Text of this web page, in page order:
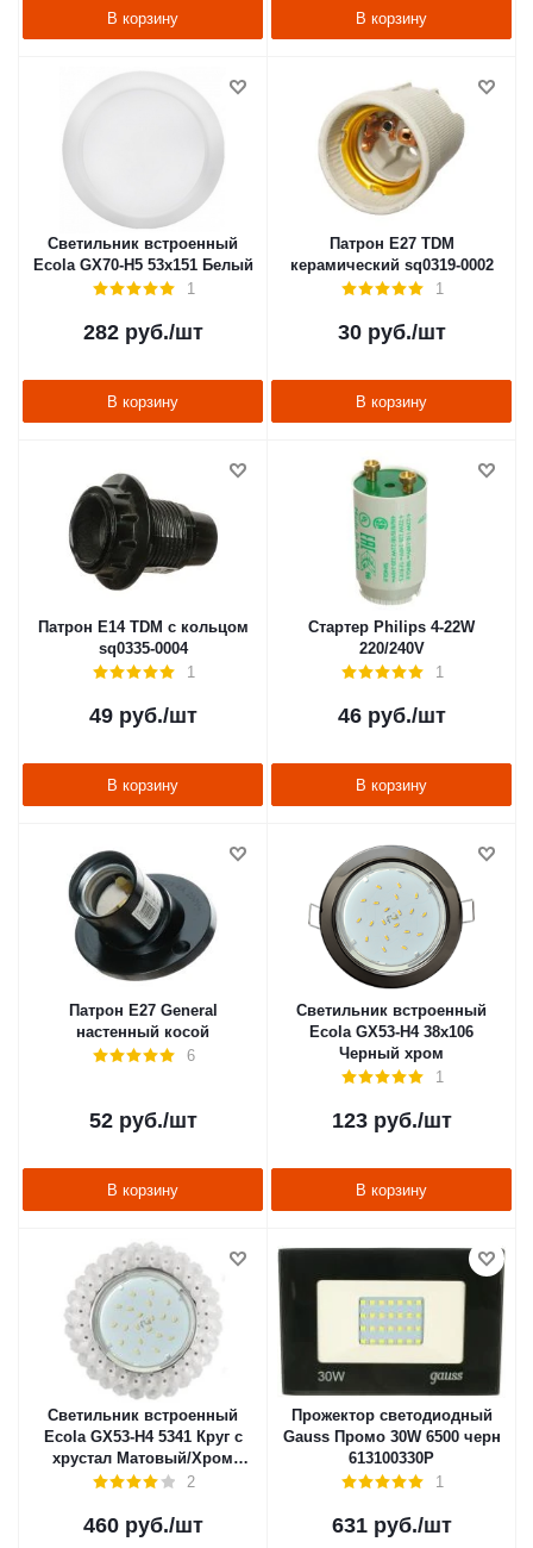
В корзину В корзину
Светильник встроенный
Ecola GX70-H5 53x151 Белый
1
282руб./шт
В корзину
Патрон Е27 TDM
керамический sq0319-0002
1
30руб./шт
В корзину
Патрон Е14 TDM с кольцом
sq0335-0004
1
49руб./шт
В корзину
Стартер Philips 4-22W
220/240V
1
46руб./шт
В корзину
Патрон Е27 General
настенный косой
6
52руб./шт
В корзину
Светильник встроенный
Ecola GX53-H4 38x106
Черный хром
1
123руб./шт
В корзину
Светильник встроенный
Ecola GX53-H4 5341 Круг с
хрустал Матовый/Хром
56х120
2
460руб./шт
Прожектор светодиодный
Gauss Промо 30W 6500 черн
613100330Р
1
631руб./шт